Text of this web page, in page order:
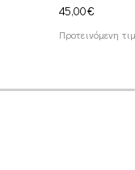
45,00€
Προτεινόμενη